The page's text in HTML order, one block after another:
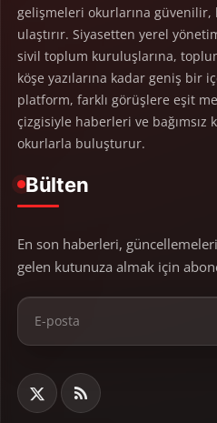
gelişmeleri okurlarına güvenilir,
ulaştırır. Siyasetten yerel
sivil toplum kuruluşlarına,
köşe yazılarına kadar geniş bir
platform, farklı görüşlere eşit
çizgisiyle haberleri ve bağımsız
okurlarla buluşturur.
Bülten
En son haberleri,
gelen kutunuza almak için